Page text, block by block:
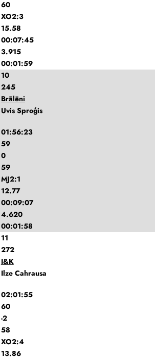
60
XO2:3
15.58
00:07:45
3.915
00:01:59
10
245
Brālēni
Uvis Sproģis
01:56:23
59
0
59
MJ2:1
12.77
00:09:07
4.620
00:01:58
11
272
I&K
Ilze Cahrausa
02:01:55
60
-2
58
XO2:4
13.86